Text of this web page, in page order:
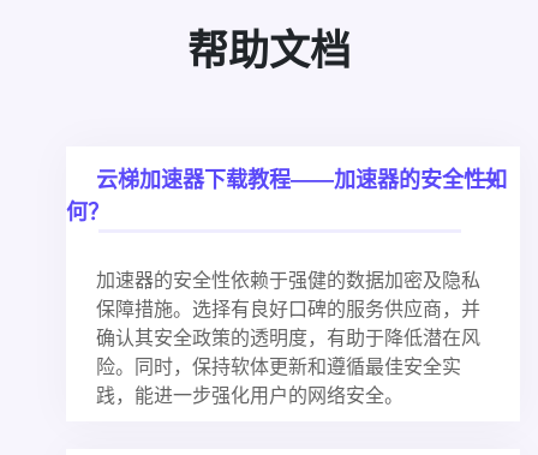
帮助文档
云梯加速器下载教程——加速器的安全性如
何？
加速器的安全性依赖于强健的数据加密及隐私
保障措施。选择有良好口碑的服务供应商，并
确认其安全政策的透明度，有助于降低潜在风
险。同时，保持软体更新和遵循最佳安全实
践，能进一步强化用户的网络安全。